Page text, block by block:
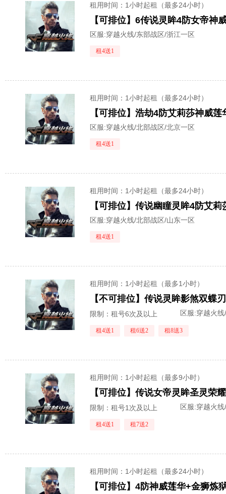
租用时间 ：1小时起租（最多24小时）
区服:穿越火线/东部战区/浙江一区
租4送1
租用时间 ：1小时起租（最多24小时）
区服:穿越火线/北部战区/北京一区
租4送1
租用时间 ：1小时起租（最多24小时）
区服:穿越火线/北部战区/山东一区
租4送1
租用时间 ：1小时起租（最多1小时）
限制：租号6次及以上 区服:穿越火
租4送1 租6送2 租8送3
租用时间 ：1小时起租（最多9小时）
限制：租号1次及以上 区服:穿越火
租4送1 租7送2
租用时间 ：1小时起租（最多24小时）